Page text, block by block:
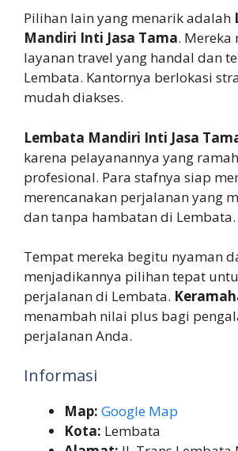
Pilihan lain yang menarik adalah
Mandiri Inti Jasa Tama. Mereka
layanan travel yang handal dan
Lembata. Kantornya berlokasi
mudah diakses.
Lembata Mandiri Inti Jasa
karena pelayanannya yang
profesional. Para stafnya siap
merencanakan perjalanan yang
dan tanpa hambatan di Lembata.
Tempat mereka begitu nyaman
menjadikannya pilihan tepat
perjalanan di Lembata.
menambah nilai plus bagi
perjalanan Anda.
Informasi
Map: Google Map
Kota: Lembata